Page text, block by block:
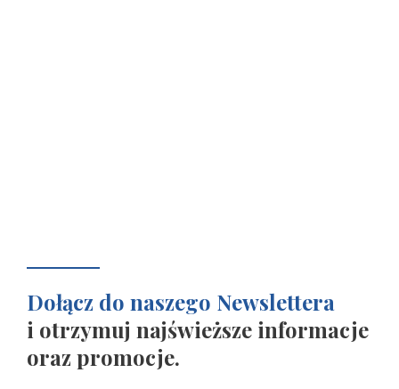
Dołącz do naszego Newslettera
i otrzymuj najświeższe informacje
oraz promocje.